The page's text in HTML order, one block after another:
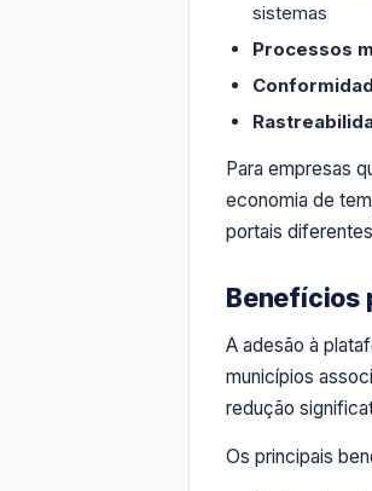
sistemas
Processos
Para empresas
economia de
portais
Benefícios
A adesão à
municípios
redução
Os principais